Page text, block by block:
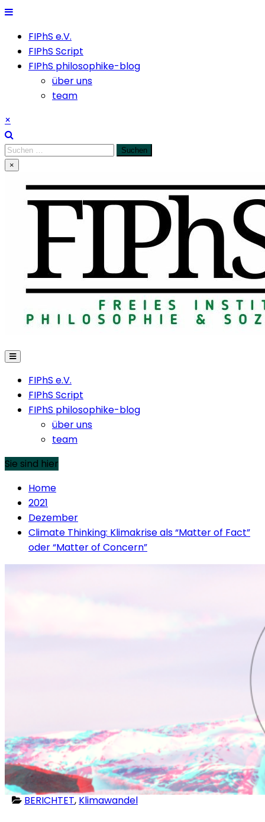
Skip
contentFIPhS e.V.
FIPhS Script
FIPhS philosophike-blog
über uns
team
×
Suchen
nach:
×
FIPhS e.V.
FIPhS Script
FIPhS philosophike-blog
über uns
team
Sie sind hier
Home
2021
Dezember
Climate Thinking: Klimakrise als “Matter of Fact”
oder “Matter of Concern”
BERICHTET, Klimawandel